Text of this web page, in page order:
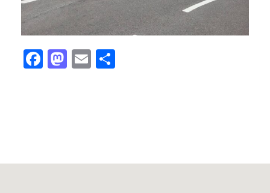
Facebook
Mastodon
Email